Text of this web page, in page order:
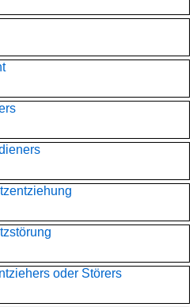
oder Störers